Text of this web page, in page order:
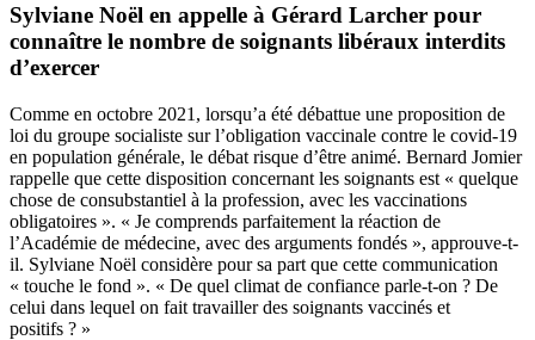
Sylviane Noël en appelle à Gérard Larcher pour
connaître le nombre de soignants libéraux interdits
d’exercer
Comme en octobre 2021, lorsqu’a été débattue une proposition de
loi du groupe socialiste sur l’obligation vaccinale contre le covid-19
en population générale, le débat risque d’être animé. Bernard Jomier
rappelle que cette disposition concernant les soignants est « quelque
chose de consubstantiel à la profession, avec les vaccinations
obligatoires ». « Je comprends parfaitement la réaction de
l’Académie de médecine, avec des arguments fondés », approuve-t-
il. Sylviane Noël considère pour sa part que cette communication
« touche le fond ». « De quel climat de confiance parle-t-on ? De
celui dans lequel on fait travailler des soignants vaccinés et
positifs ? »